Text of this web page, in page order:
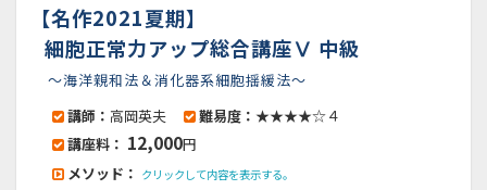
【名作2021夏期】
細胞正常力アップ総合講座Ⅴ 中級
～海洋親和法＆消化器系細胞揺緩法～
講師： 高岡英夫 難易度： ★★★★☆４
講座料： 12,000円
メソッド： クリックして内容を表示する。